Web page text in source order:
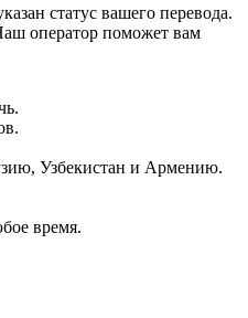
статус вашего перевода.
оператор поможет вам
Узбекистан и Армению.
время.